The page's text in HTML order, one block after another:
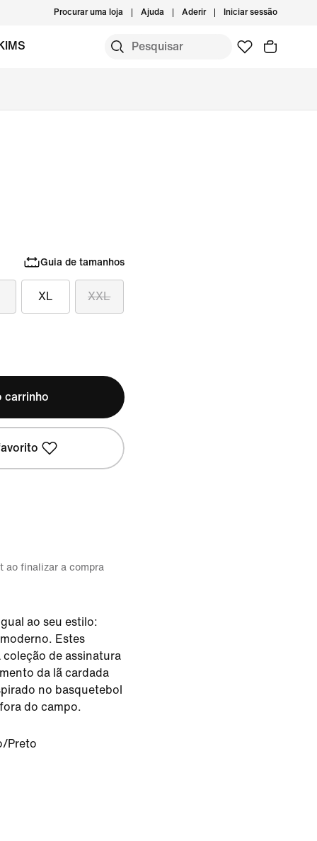
Procurar uma loja Ajuda Aderir Iniciar sessão
Guia de tamanhos
XL XXL
carrinho
ao finalizar a compra
ao seu estilo:
Estes
de assinatura
da lã cardada
no basquetebol
do campo.
Preto